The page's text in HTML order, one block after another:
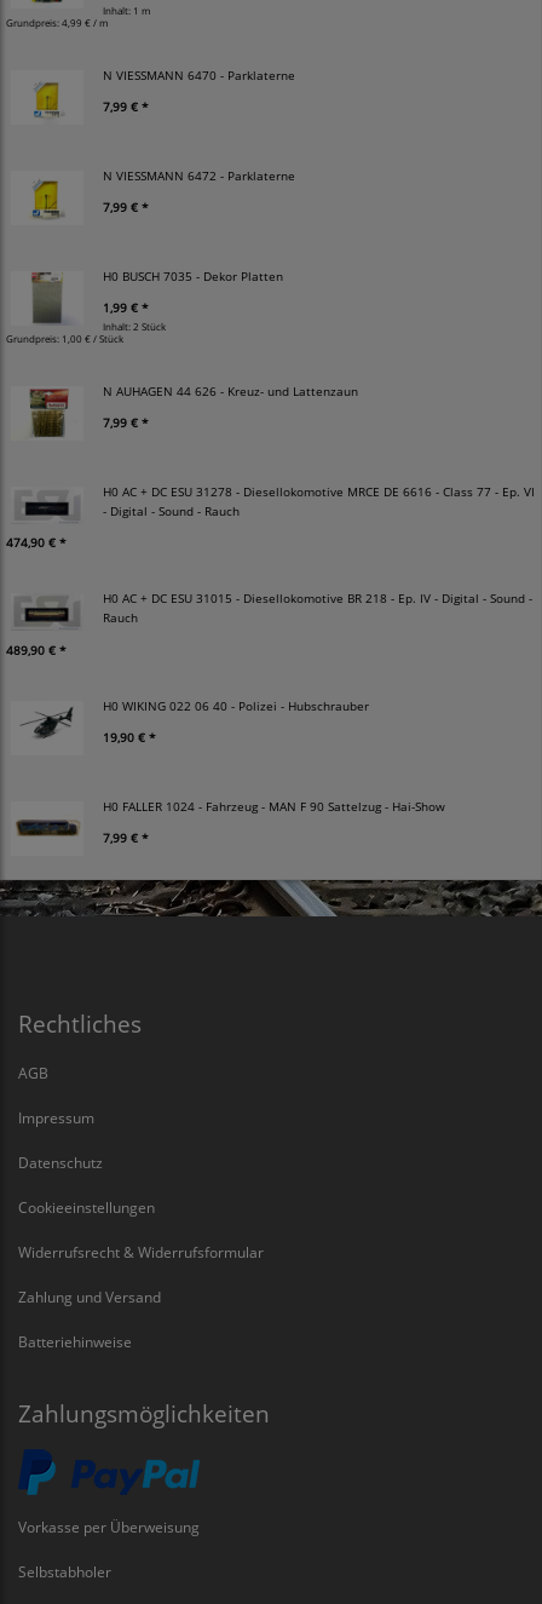
Inhalt: 1 m
Grundpreis:4,99 € / m
N VIESSMANN 6470 - Parklaterne
7,99 € *
N VIESSMANN 6472 - Parklaterne
7,99 € *
H0 BUSCH 7035 - Dekor Platten
1,99 € *
Inhalt: 2 Stück
Grundpreis: 1,00 € / Stück
N AUHAGEN 44 626 - Kreuz- und Lattenzaun
7,99 € *
H0 AC + DC ESU 31278 - Diesellokomotive MRCE DE 6616 - Class 77 - Ep. VI
- Digital - Sound - Rauch
474,90 € *
H0 AC + DC ESU 31015 - Diesellokomotive BR 218 - Ep. IV - Digital - Sound -
Rauch
489,90 € *
H0 WIKING 022 06 40 - Polizei - Hubschrauber
19,90 € *
H0 FALLER 1024 - Fahrzeug - MAN F 90 Sattelzug - Hai-Show
7,99 € *
Rechtliches
AGB
Impressum
Datenschutz
Cookieeinstellungen
Widerrufsrecht & Widerrufsformular
Zahlung und Versand
Batteriehinweise
Zahlungsmöglichkeiten
Vorkasse per Überweisung
Selbstabholer